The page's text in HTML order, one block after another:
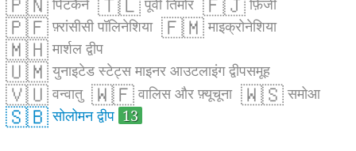
पिटकैर्न पूर्वी तिमोर फ़िजी
🇵🇫 फ़्रांसीसी पॉलिनेशिया 🇫🇲 माइक्रोनेशिया
🇲🇭 मार्शल द्वीप
🇺🇲 युनाइटेड स्टेट्स माइनर आउटलाइंग द्वीपसमूह
🇻🇺 वन्वातु 🇼🇫 वालिस और फ़्यूचूना 🇼🇸 समोआ
🇸🇧सोलोमन द्वीप 13